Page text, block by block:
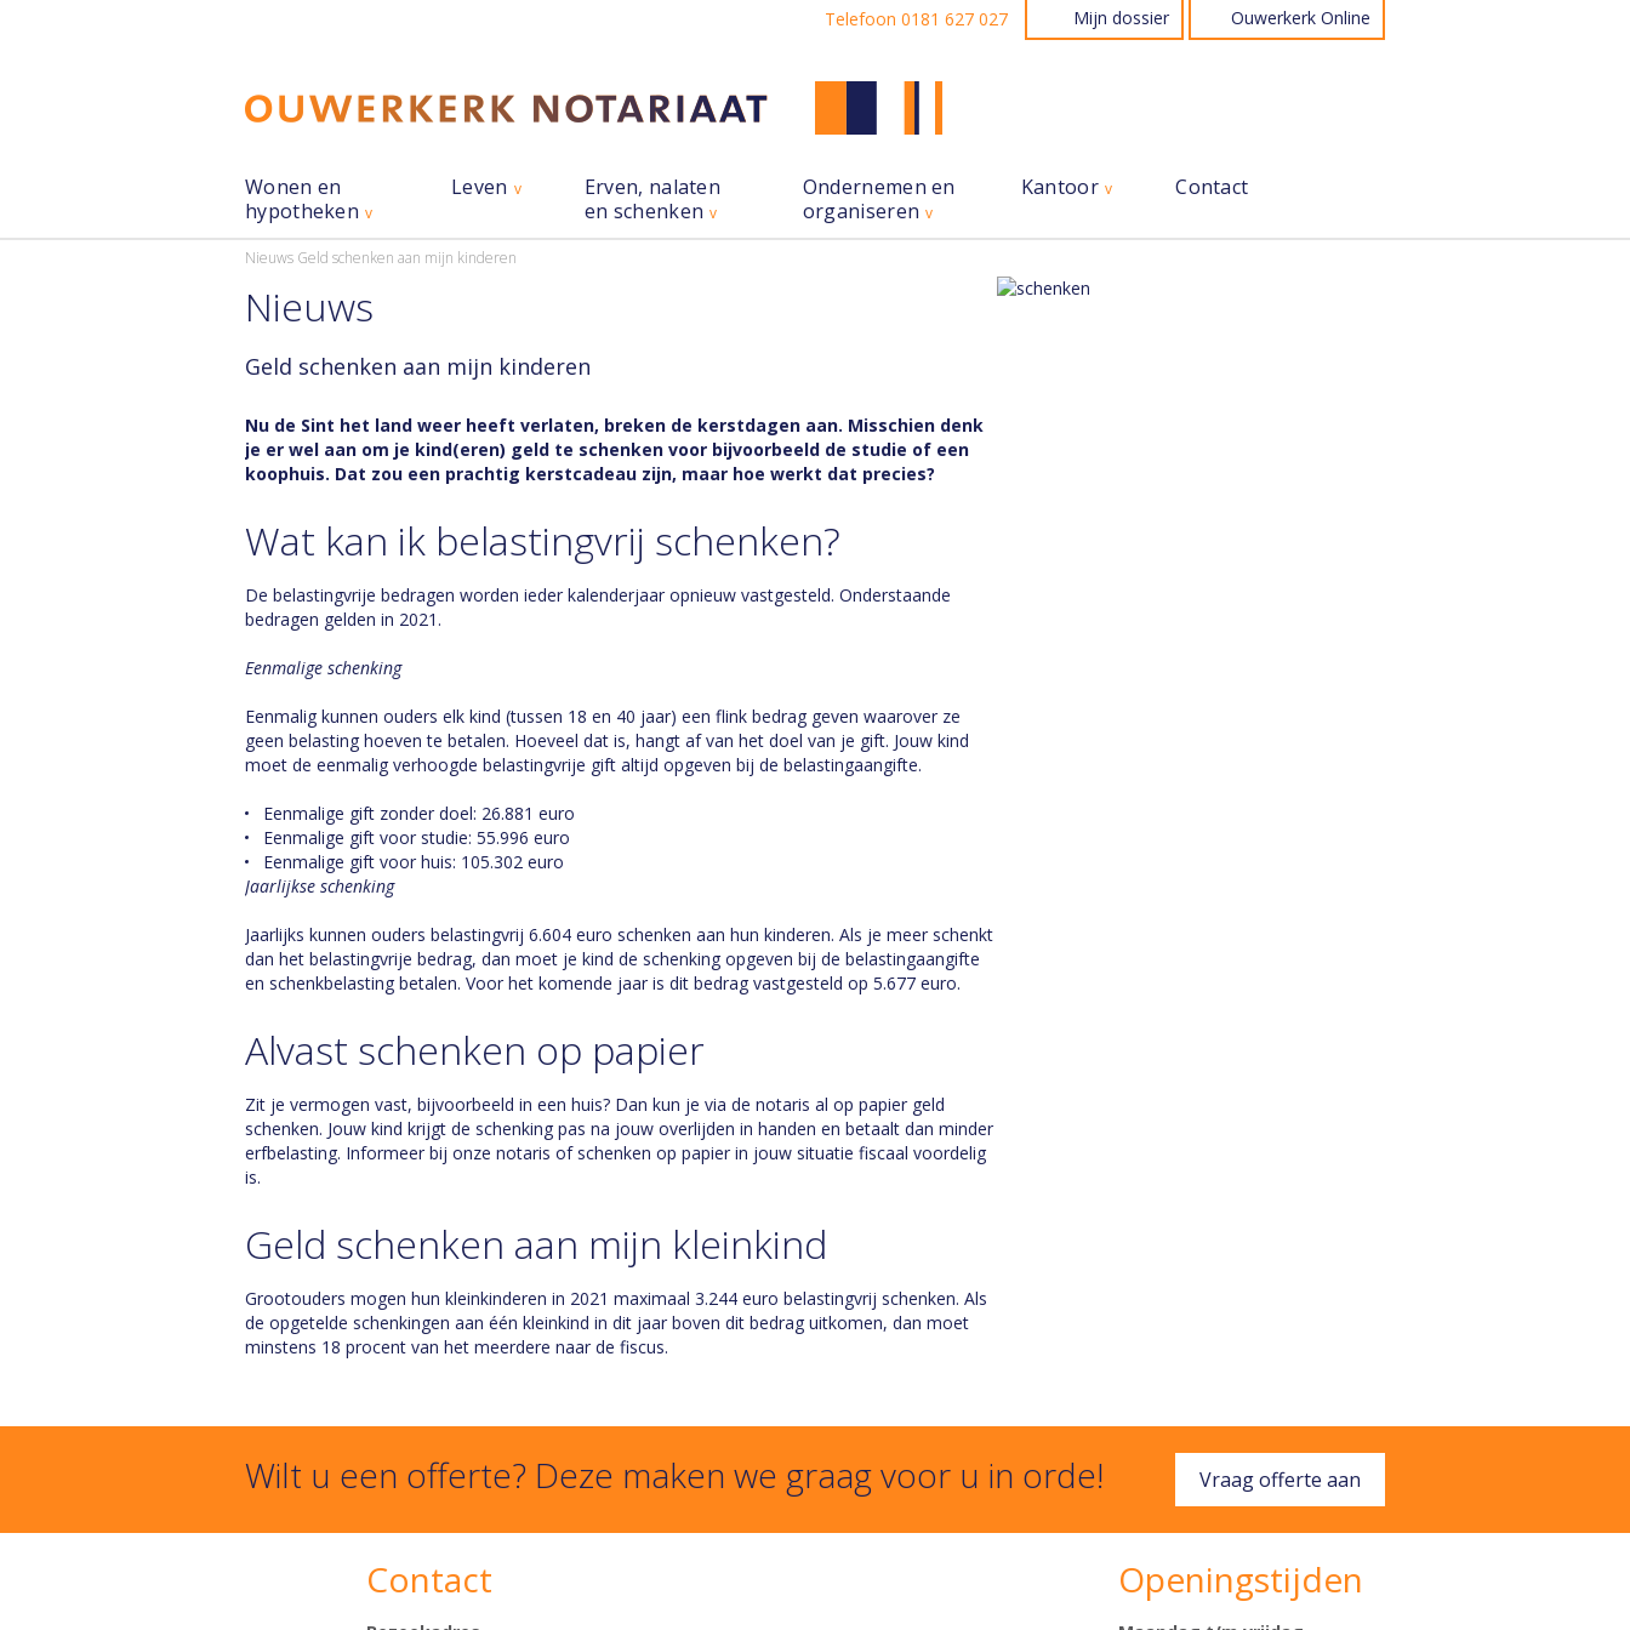
Telefoon 0181 627 027 Mijn dossier Ouwerkerk Online
Wonen en
hypotheken
Leven
Erven, nalaten
en schenken
Ondernemen en
organiseren
Kantoor Contact
Nieuws Geld schenken aan mijn kinderen
Nieuws
Geld schenken aan mijn kinderen
Nu de Sint het land weer heeft verlaten, breken de kerstdagen aan. Misschien denk
je er wel aan om je kind(eren) geld te schenken voor bijvoorbeeld de studie of een
koophuis. Dat zou een prachtig kerstcadeau zijn, maar hoe werkt dat precies?
Wat kan ik belastingvrij schenken?
De belastingvrije bedragen worden ieder kalenderjaar opnieuw vastgesteld. Onderstaande
bedragen gelden in 2021.
Eenmalige schenking
Eenmalig kunnen ouders elk kind (tussen 18 en 40 jaar) een flink bedrag geven waarover ze
geen belasting hoeven te betalen. Hoeveel dat is, hangt af van het doel van je gift. Jouw kind
moet de eenmalig verhoogde belastingvrije gift altijd opgeven bij de belastingaangifte.
Eenmalige gift zonder doel: 26.881 euro
Eenmalige gift voor studie: 55.996 euro
Eenmalige gift voor huis: 105.302 euro
Jaarlijkse schenking
Jaarlijks kunnen ouders belastingvrij 6.604 euro schenken aan hun kinderen. Als je meer schenkt
dan het belastingvrije bedrag, dan moet je kind de schenking opgeven bij de belastingaangifte
en schenkbelasting betalen. Voor het komende jaar is dit bedrag vastgesteld op 5.677 euro.
Alvast schenken op papier
Zit je vermogen vast, bijvoorbeeld in een huis? Dan kun je via de notaris al op papier geld
schenken. Jouw kind krijgt de schenking pas na jouw overlijden in handen en betaalt dan minder
erfbelasting. Informeer bij onze notaris of schenken op papier in jouw situatie fiscaal voordelig
is.
Geld schenken aan mijn kleinkind
Grootouders mogen hun kleinkinderen in 2021 maximaal 3.244 euro belastingvrij schenken. Als
de opgetelde schenkingen aan één kleinkind in dit jaar boven dit bedrag uitkomen, dan moet
minstens 18 procent van het meerdere naar de fiscus.
Wilt u een offerte? Deze maken we graag voor u in orde! Vraag offerte aan
Contact Openingstijden